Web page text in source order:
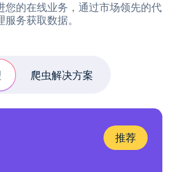
您的在线业务，通过市场领先的代
服务获取数据。
爬虫解决方案
推荐